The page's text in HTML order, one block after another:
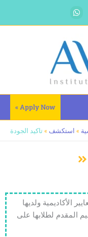
Apply Now »
» استكشف »تاكيد الجودة
الأكاديمية ولديها
المقدم لطلابها على